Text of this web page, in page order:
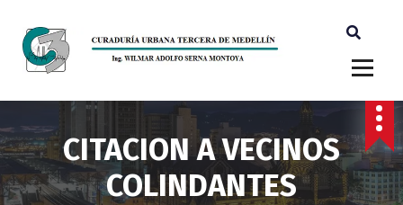
CITACION A VECINOS
COLINDANTES